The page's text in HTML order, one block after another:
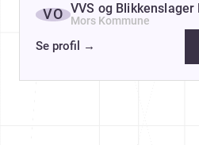
VO VVS og Blikkenslager
Mors Kommune
Se profil →